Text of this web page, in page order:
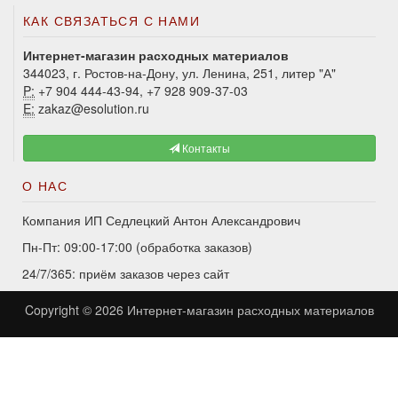
КАК СВЯЗАТЬСЯ С НАМИ
Интернет-магазин расходных материалов
344023, г. Ростов-на-Дону, ул. Ленина, 251, литер "А"
P: +7 904 444-43-94, +7 928 909-37-03
E: zakaz@esolution.ru
Контакты
О НАС
Компания ИП Седлецкий Антон Александрович
Пн-Пт: 09:00-17:00 (обработка заказов)
24/7/365: приём заказов через сайт
Copyright © 2026 Интернет-магазин расходных материалов